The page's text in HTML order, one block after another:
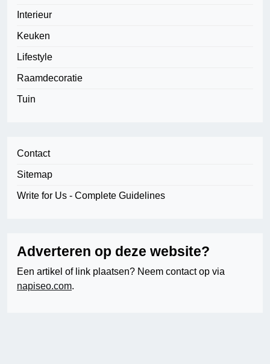
Interieur
Keuken
Lifestyle
Raamdecoratie
Tuin
Contact
Sitemap
Write for Us - Complete Guidelines
Adverteren op deze website?
Een artikel of link plaatsen? Neem contact op via
napiseo.com.